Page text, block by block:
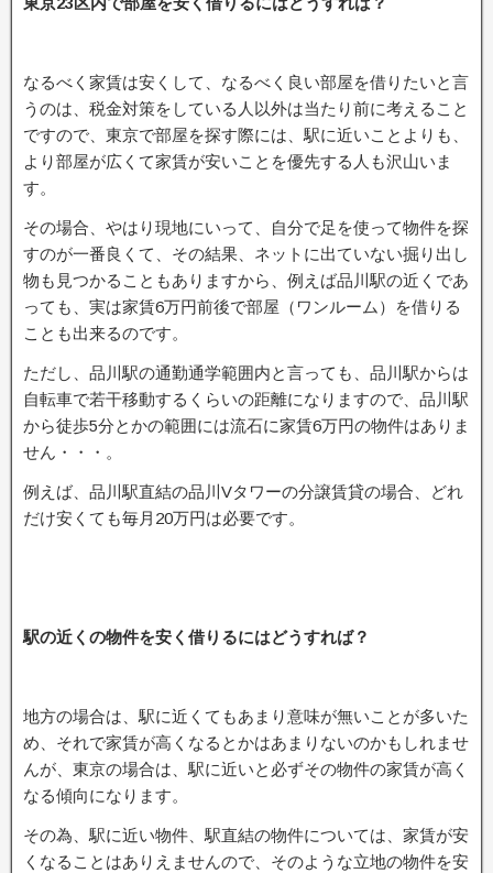
なるべく家賃は安くして、なるべく良い部屋を借りたいと言
うのは、税金対策をしている人以外は当たり前に考えること
ですので、東京で部屋を探す際には、駅に近いことよりも、
より部屋が広くて家賃が安いことを優先する人も沢山いま
す。
その場合、やはり現地にいって、自分で足を使って物件を探
すのが一番良くて、その結果、ネットに出ていない掘り出し
物も見つかることもありますから、例えば品川駅の近くであ
っても、実は家賃6万円前後で部屋（ワンルーム）を借りる
ことも出来るのです。
ただし、品川駅の通勤通学範囲内と言っても、品川駅からは
自転車で若干移動するくらいの距離になりますので、品川駅
から徒歩5分とかの範囲には流石に家賃6万円の物件はありま
せん・・・。
例えば、品川駅直結の品川Vタワーの分譲賃貸の場合、どれ
だけ安くても毎月20万円は必要です。
駅の近くの物件を安く借りるにはどうすれば？
地方の場合は、駅に近くてもあまり意味が無いことが多いた
め、それで家賃が高くなるとかはあまりないのかもしれませ
んが、東京の場合は、駅に近いと必ずその物件の家賃が高く
なる傾向になります。
その為、駅に近い物件、駅直結の物件については、家賃が安
くなることはありえませんので、そのような立地の物件を安